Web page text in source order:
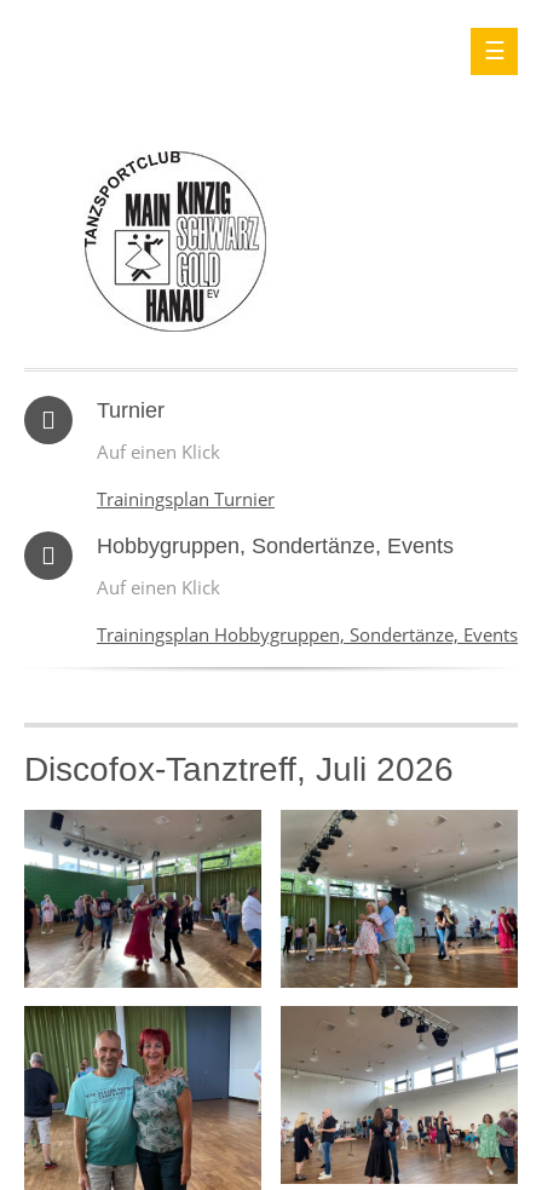
Turnier
Auf einen Klick
Trainingsplan Turnier
Hobbygruppen, Sondertänze, Events
Auf einen Klick
Trainingsplan Hobbygruppen, Sondertänze, Events
Discofox-Tanztreff, Juli 2026